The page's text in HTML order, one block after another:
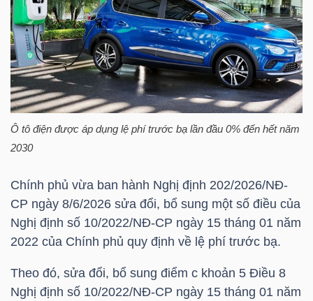
Ô tô điện được áp dụng lệ phí trước bạ lần đầu 0% đến hết năm
2030
Chính phủ vừa ban hành Nghị định 202/2026/NĐ-
CР ngày 8/6/2026 sửa đổi, bổ sung một số điều của
Nghị định số 10/2022/NĐ-CP ngày 15 tháng 01 năm
2022 của Chính phủ quy định về lệ phí trước bạ.
Theo đó, sửa đổi, bổ sung điểm c khoản 5 Điều 8
Nghị định số 10/2022/NĐ-CP ngày 15 tháng 01 năm
TÀI
CHÍNH
HÀNG
KINH